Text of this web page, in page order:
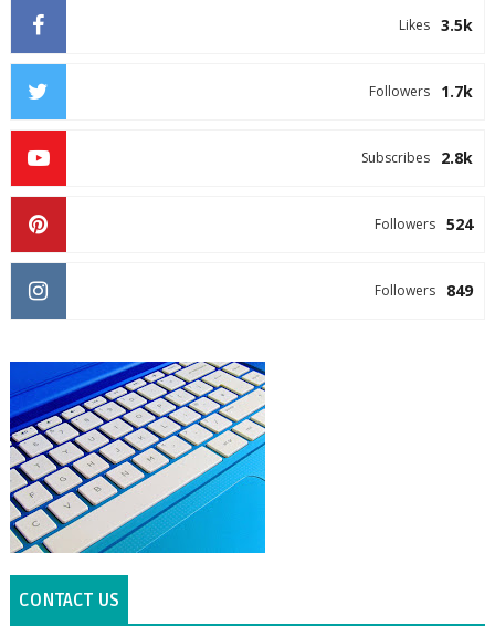
3.5k
Likes
1.7k
Followers
2.8k
Subscribes
524
Followers
849
Followers
CONTACT US